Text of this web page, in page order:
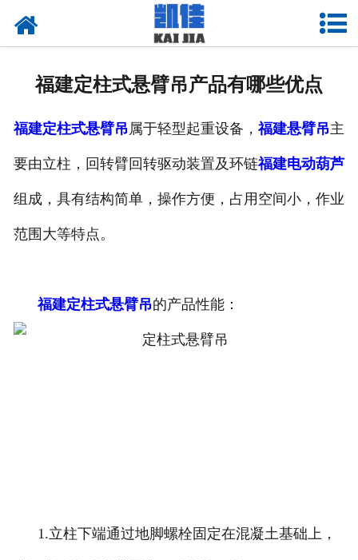
福建定柱式悬臂吊产品有哪些优点
福建定柱式悬臂吊 属于轻型起重设备， 福建悬臂吊主
要由立柱，回转臂回转驱动装置及环链福建电动葫芦
组成，具有结构简单，操作方便，占用空间小，作业
范围大等特点。
福建定柱式悬臂吊的产品性能：
1.立柱下端通过地脚螺栓固定在混凝土基础上，